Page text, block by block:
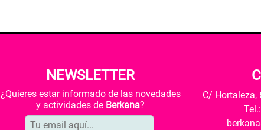
NEWSLETTER
¿Quieres estar informado de las novedades
y actividades de Berkana?
C/ Hortaleza,